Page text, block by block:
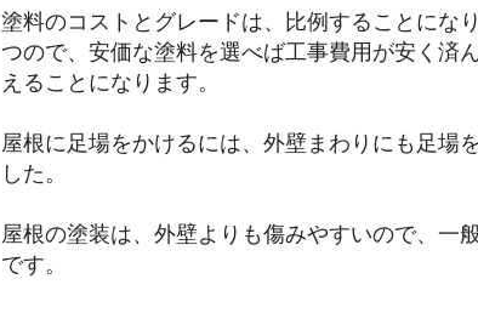
塗料のコストとグレードは、比例することにな
つので、安価な塗料を選べば工事費用が安く済
えることになります。
屋根に足場をかけるには、外壁まわりにも足場
した。
屋根の塗装は、外壁よりも傷みやすいので、一
です。